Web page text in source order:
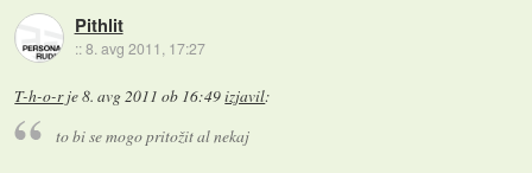
Pithlit
::8. avg 2011, 17:27
T-h-o-rje8. avg 2011 ob 16:49izjavil:
to bi se mogo pritožit al nekaj